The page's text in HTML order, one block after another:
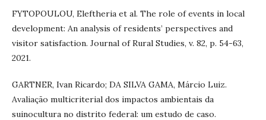
FYTOPOULOU, Eleftheria et al. The role of events in local
development: An analysis of residents’ perspectives and
visitor satisfaction. Journal of Rural Studies, v. 82, p. 54-63,
2021.
GARTNER, Ivan Ricardo; DA SILVA GAMA, Márcio Luiz.
Avaliação multicriterial dos impactos ambientais da
suinocultura no distrito federal: um estudo de caso.